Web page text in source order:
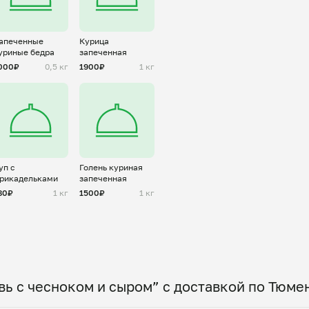
бедра
0,5 кг
Курица
запеченная
1900₽
1 кг
с
1 кг
Голень куриная
запеченная
1500₽
1 кг
с чесноком и сыром” с доставкой по